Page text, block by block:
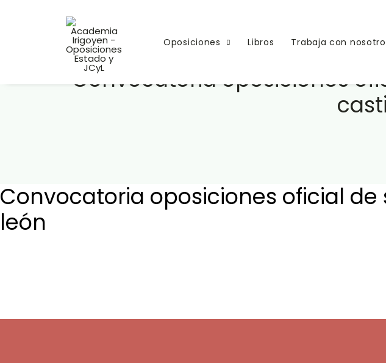
Oposiciones Libros Trabaja con
Convocatoria oposiciones
Convocatoria oposiciones oficial
león